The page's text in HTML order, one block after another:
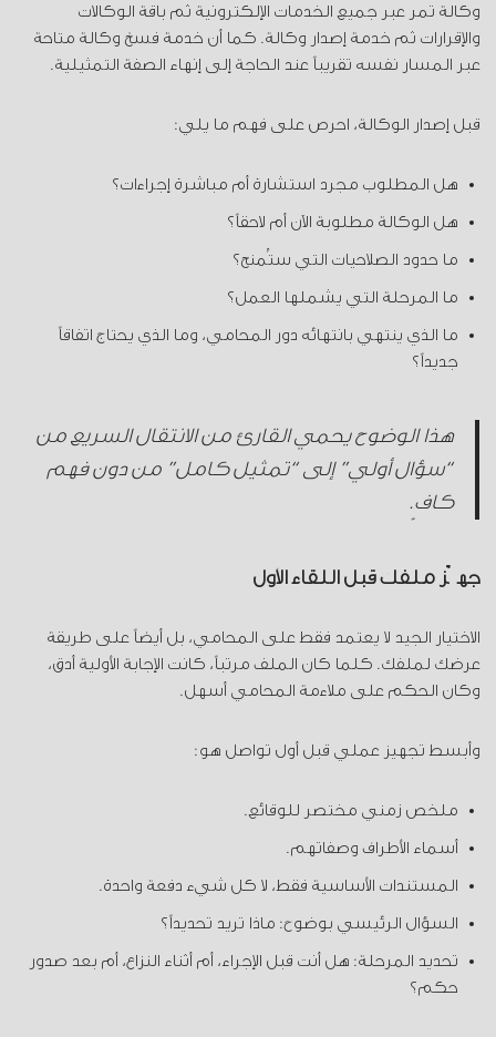
وكالة تمر عبر جميع الخدمات الإلكترونية ثم باقة الوكالات
والإقرارات ثم خدمة إصدار وكالة. كما أن خدمة فسخ وكالة متاحة
عبر المسار نفسه تقريباً عند الحاجة إلى إنهاء الصفة التمثيلية.
قبل إصدار الوكالة، احرص على فهم ما يلي:
هل المطلوب مجرد استشارة أم مباشرة إجراءات؟
هل الوكالة مطلوبة الآن أم لاحقاً؟
ما حدود الصلاحيات التي ستُمنح؟
ما المرحلة التي يشملها العمل؟
ما الذي ينتهي بانتهائه دور المحامي، وما الذي يحتاج اتفاقاً
جديداً؟
هذا الوضوح يحمي القارئ من الانتقال السريع من
“سؤال أولي” إلى “تمثيل كامل” من دون فهم
كافٍ.
جهّز ملفك قبل اللقاء الأول
الاختيار الجيد لا يعتمد فقط على المحامي، بل أيضاً على طريقة
عرضك لملفك. كلما كان الملف مرتباً، كانت الإجابة الأولية أدق،
وكان الحكم على ملاءمة المحامي أسهل.
وأبسط تجهيز عملي قبل أول تواصل هو:
ملخص زمني مختصر للوقائع.
أسماء الأطراف وصفاتهم.
المستندات الأساسية فقط، لا كل شيء دفعة واحدة.
السؤال الرئيسي بوضوح: ماذا تريد تحديداً؟
تحديد المرحلة: هل أنت قبل الإجراء، أم أثناء النزاع، أم بعد صدور
حكم؟